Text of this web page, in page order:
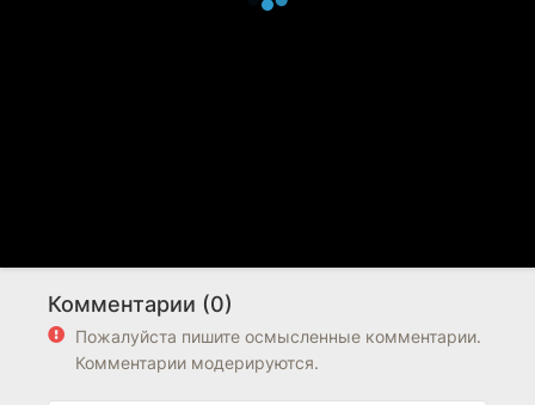
Комментарии (0)
Пожалуйста пишите осмысленные комментарии.
Комментарии модерируются.